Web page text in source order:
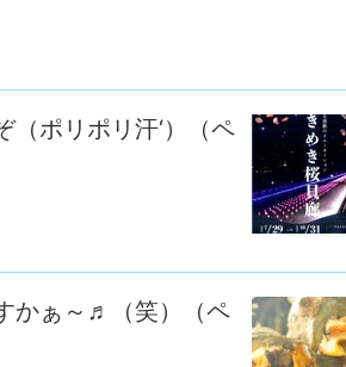
（ポリポリ汗‘）（ペ
かぁ～♬（笑）（ペ